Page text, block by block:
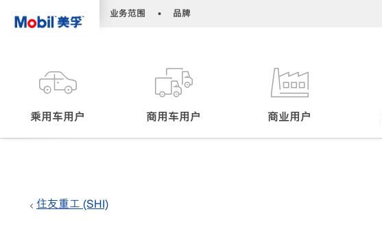
业务范围 • 品牌
乘用车用户 商用车用户 商业用户
住友重工 (SHI)